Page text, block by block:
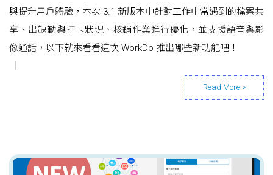
與提升用戶體驗，本次 3.1 新版本中針對工作中常遇到的檔案共
享、出缺勤與打卡狀況、核銷作業進行優化，並支援語音與影
像通話，以下就來看看這次 WorkDo 推出哪些新功能吧！